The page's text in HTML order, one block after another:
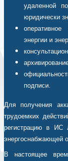
удаленной
юридически
энергии и
подписи.
Для получения
трудоемких
регистрацию в ИС
энергоснабжающей
В настоящее